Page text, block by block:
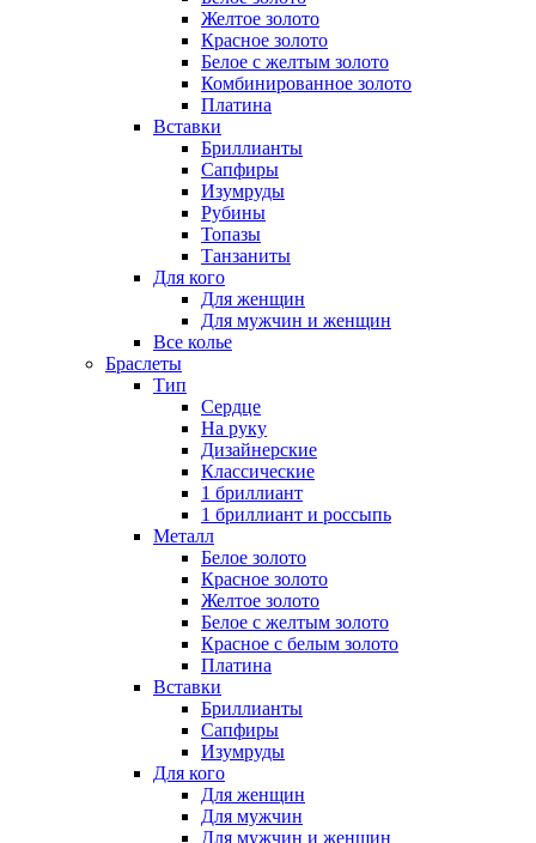
Желтое золото
Красное золото
Белое с желтым золото
Комбинированное золото
Платина
Вставки
Бриллианты
Сапфиры
Изумруды
Рубины
Топазы
Танзаниты
Для кого
Для женщин
Для мужчин и женщин
Все колье
Браслеты
Тип
Сердце
На руку
Дизайнерские
Классические
1 бриллиант
1 бриллиант и россыпь
Металл
Белое золото
Красное золото
Желтое золото
Белое с желтым золото
Красное с белым золото
Платина
Вставки
Бриллианты
Сапфиры
Изумруды
Для кого
Для женщин
Для мужчин
Для мужчин и женщин